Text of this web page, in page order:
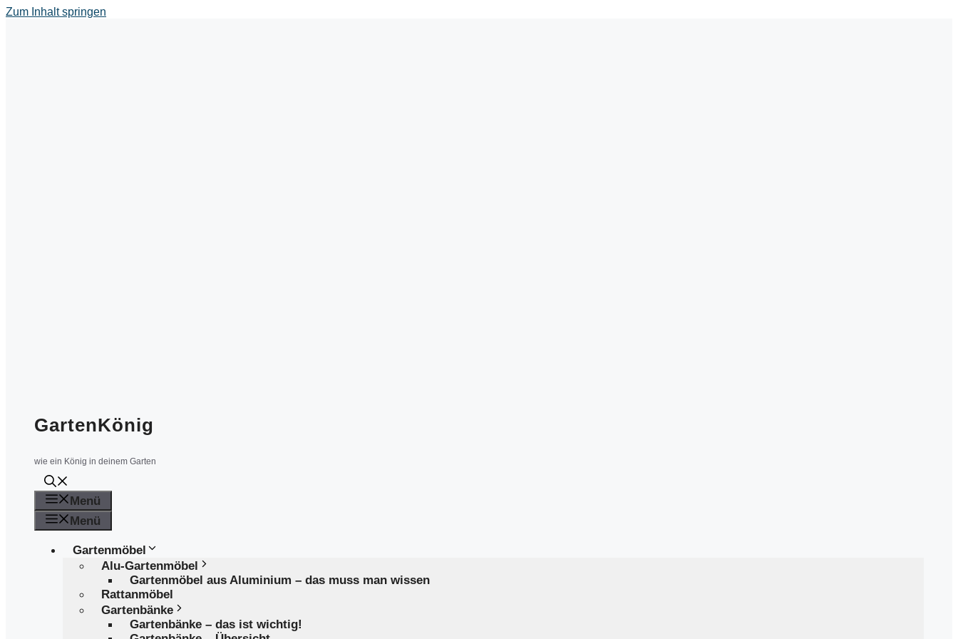
Zum Inhalt springen
GartenKönig
wie ein König in deinem Garten
Menü
Menü
Gartenmöbel
Alu-Gartenmöbel
Gartenmöbel aus Aluminium – das muss man wissen
Rattanmöbel
Gartenbänke
Gartenbänke – das ist wichtig!